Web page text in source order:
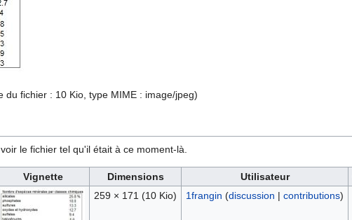
du fichier : 10 Kio, type MIME : image/jpeg)
le fichier tel qu'il était à ce moment-là.
Vignette Dimensions Utilisateur
259 × 171 (10 Kio) 1frangin (discussion | contributions)